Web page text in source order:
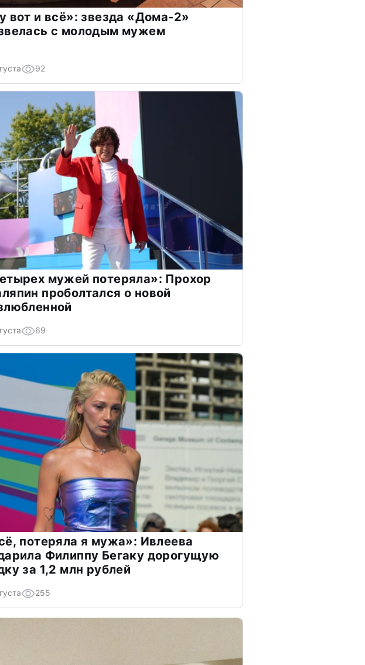
вот и всё»: звезда «Дома-2»
с молодым мужем
92
мужей потеряла»: Прохор
проболтался о новой
69
потеряла я мужа»: Ивлеева
Филиппу Бегаку дорогущую
за 1,2 млн рублей
255